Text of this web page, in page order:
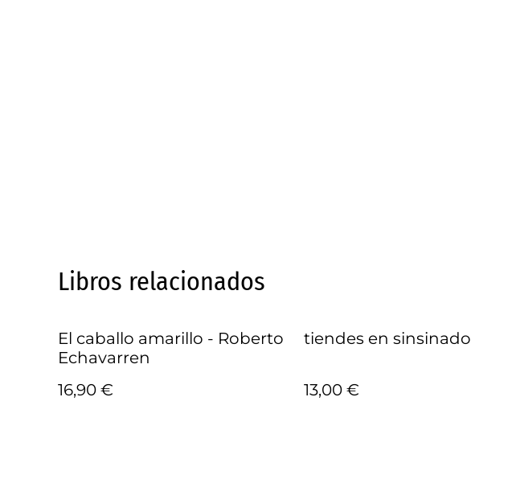
Libros relacionados
El caballo amarillo - Roberto
Echavarren
16,90 €
tiendes en sinsinado
13,00 €